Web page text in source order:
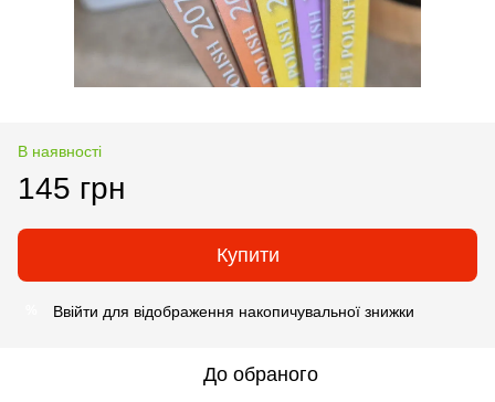
В наявності
145 грн
Купити
Ввійти для відображення накопичувальної знижки
До обраного